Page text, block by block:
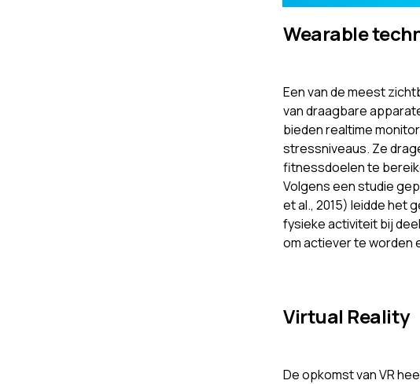
Wearable
Een van de meest
van draagbare
bieden realtime
stressniveaus. Ze
fitnessdoelen te
Volgens een studie
et al., 2015) leidde het
fysieke activiteit bij
om actiever te worden
Virtual Reality
De opkomst van VR